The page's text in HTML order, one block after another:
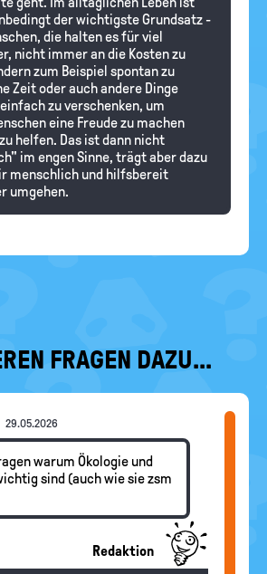
der wichtigste Grundsatz -
die halten es für viel
nicht immer an die Kosten zu
zum Beispiel spontan zu
Zeit oder auch andere Dinge
zu verschenken, um
eine Freude zu machen
helfen. Das ist dann nicht
im engen Sinne, trägt aber dazu
menschlich und hilfsbereit
umgehen.
FRAGEN DAZU...
29.05.2026
warum Ökologie und
sind (auch wie sie zsm
Redaktion